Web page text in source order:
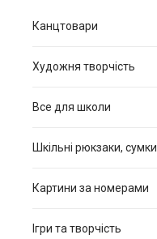
Канцтовари
Художня творчість
Все для школи
Шкільні рюкзаки, сумки
Картини за номерами
Ігри та творчість